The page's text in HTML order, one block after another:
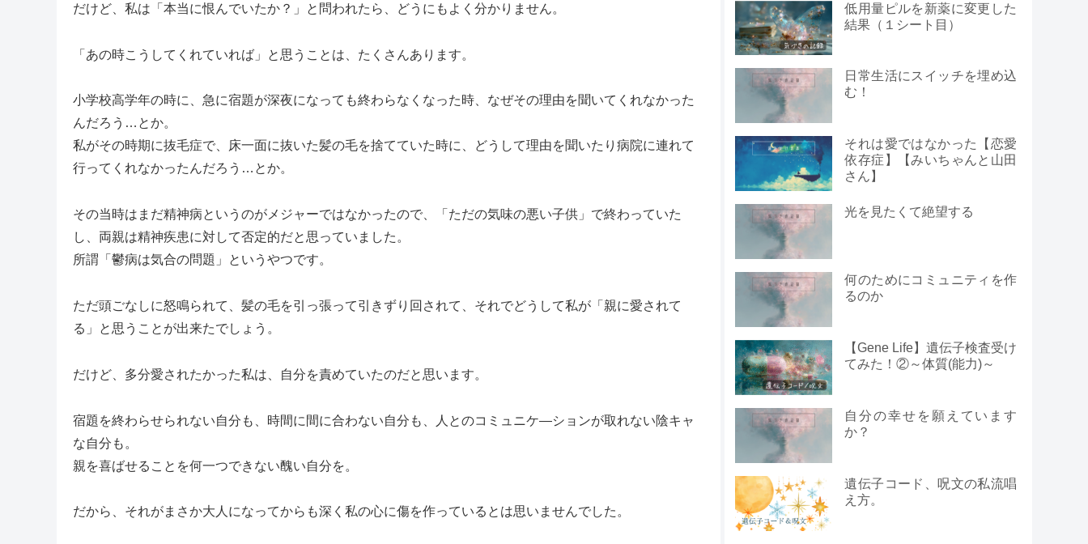
だけど、私は「本当に恨んでいたか？」と問われたら、どうにもよく分かりません。
「あの時こうしてくれていれば」と思うことは、たくさんあります。
小学校高学年の時に、急に宿題が深夜になっても終わらなくなった時、なぜその理由を聞いてくれなかった
んだろう…とか。
私がその時期に抜毛症で、床一面に抜いた髪の毛を捨てていた時に、どうして理由を聞いたり病院に連れて
行ってくれなかったんだろう…とか。
その当時はまだ精神病というのがメジャーではなかったので、「ただの気味の悪い子供」で終わっていた
し、両親は精神疾患に対して否定的だと思っていました。
所謂「鬱病は気合の問題」というやつです。
ただ頭ごなしに怒鳴られて、髪の毛を引っ張って引きずり回されて、それでどうして私が「親に愛されて
る」と思うことが出来たでしょう。
だけど、多分愛されたかった私は、自分を責めていたのだと思います。
宿題を終わらせられない自分も、時間に間に合わない自分も、人とのコミュニケ―ションが取れない陰キャ
な自分も。
親を喜ばせることを何一つできない醜い自分を。
だから、それがまさか大人になってからも深く私の心に傷を作っているとは思いませんでした。
低用量ピルを新薬に変更した
結果（１シート目）
日常生活にスイッチを埋め込
む！
それは愛ではなかった【恋愛
依存症】【みいちゃんと山田
さん】
光を見たくて絶望する
何のためにコミュニティを作
るのか
【Gene Life】遺伝子検査受け
てみた！②～体質(能力)～
自分の幸せを願えています
か？
遺伝子コード、呪文の私流唱
え方。